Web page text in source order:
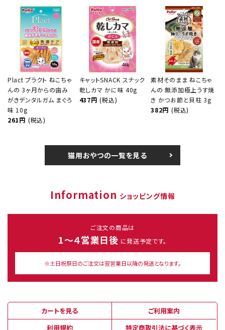
Plact プラクト ねこちゃ
んの 3ヶ月からの歯み
がきデンタルガム まぐろ
味 10g
261円 (税込)
キャットSNACK スナック
乾しカマ かに味 40g
437円 (税込)
素材そのまま ねこちゃ
んの 無添加極上うす焼
き かつお節と貝柱 3g
382円 (税込)
猫用おやつの一覧を見る
Information ショッピング情報
ご注文の商品は
1～４営業日後 に発送予定です。
※土日祝祭日のご注文は翌営業日以降の発送となります。
カートを見る
ご利用案内
利用規約
特定商取引法に基づく表示